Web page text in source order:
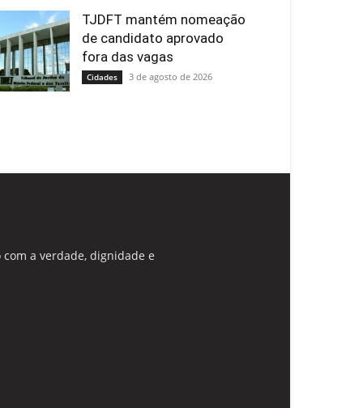
TJDFT mantém nomeação
de candidato aprovado
fora das vagas
Cidades 3 de agosto de 2026
a verdade, dignidade e